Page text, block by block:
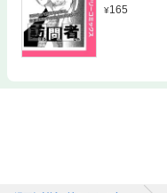
165